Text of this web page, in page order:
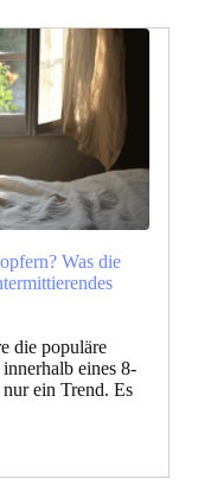
Was die
die populäre
eines 8-
nur ein Trend. Es